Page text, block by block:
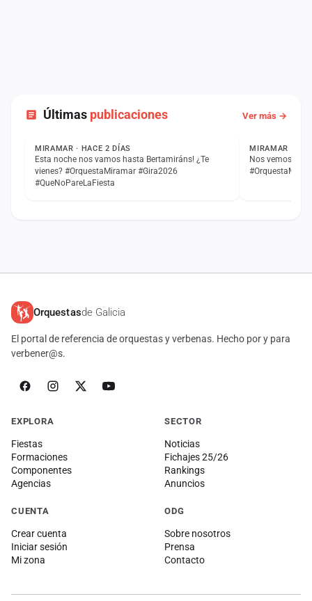
Últimas publicaciones Ver más →
ESTADO
MIRAMAR · HACE 2 DÍAS
Esta noche nos vamos hasta Bertamiráns! ¿Te
vienes? #OrquestaMiramar #Gira2026
#QueNoPareLaFiesta
ESTADO
MIRAMAR ·
Nos vemos
Orquestasde Galicia
El portal de referencia de orquestas y verbenas. Hecho por y para
verbener@s.
EXPLORA
Fiestas
Formaciones
Componentes
Agencias
SECTOR
Noticias
Fichajes 25/26
Rankings
Anuncios
CUENTA
Crear cuenta
Iniciar sesión
Mi zona
ODG
Sobre nosotros
Prensa
Contacto